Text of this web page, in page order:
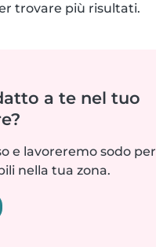
trovare più risultati.
a te nel tuo
e lavoreremo sodo per
nella tua zona.